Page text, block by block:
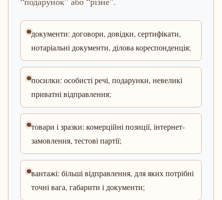
документи: договори, довідки, сертифікати,
нотаріальні документи, ділова кореспонденція;
посилки: особисті речі, подарунки, невеликі
приватні відправлення;
товари і зразки: комерційні позиції, інтернет-
замовлення, тестові партії;
вантажі: більші відправлення, для яких потрібні
точні вага, габарити і документи;